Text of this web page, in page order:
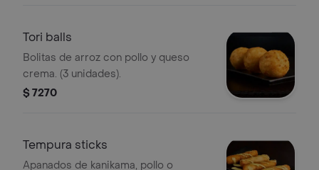
Tori balls
Bolitas de arroz con pollo y queso
crema. (3 unidades).
$ 7270
Tempura sticks
Apanados de kanikama, pollo o